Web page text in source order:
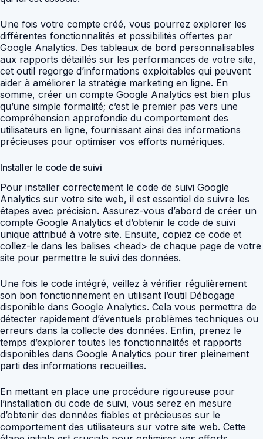
Une fois votre compte créé, vous pourrez explorer les
différentes fonctionnalités et possibilités offertes par
Google Analytics. Des tableaux de bord personnalisables
aux rapports détaillés sur les performances de votre site,
cet outil regorge d’informations exploitables qui peuvent
aider à améliorer la stratégie marketing en ligne. En
somme, créer un compte Google Analytics est bien plus
qu’une simple formalité; c’est le premier pas vers une
compréhension approfondie du comportement des
utilisateurs en ligne, fournissant ainsi des informations
précieuses pour optimiser vos efforts numériques.
Installer le code de suivi
Pour installer correctement le code de suivi Google
Analytics sur votre site web, il est essentiel de suivre les
étapes avec précision. Assurez-vous d’abord de créer un
compte Google Analytics et d’obtenir le code de suivi
unique attribué à votre site. Ensuite, copiez ce code et
collez-le dans les balises <head> de chaque page de votre
site pour permettre le suivi des données.
Une fois le code intégré, veillez à vérifier régulièrement
son bon fonctionnement en utilisant l’outil Débogage
disponible dans Google Analytics. Cela vous permettra de
détecter rapidement d’éventuels problèmes techniques ou
erreurs dans la collecte des données. Enfin, prenez le
temps d’explorer toutes les fonctionnalités et rapports
disponibles dans Google Analytics pour tirer pleinement
parti des informations recueillies.
En mettant en place une procédure rigoureuse pour
l’installation du code de suivi, vous serez en mesure
d’obtenir des données fiables et précieuses sur le
comportement des utilisateurs sur votre site web. Cette